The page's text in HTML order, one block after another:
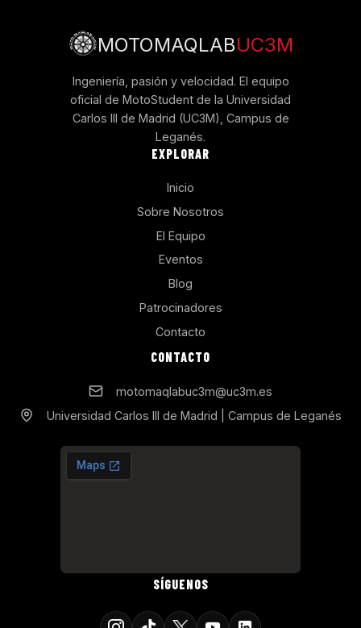
MOTOMAQLABUC3M
Ingeniería, pasión y velocidad. El equipo
oficial de MotoStudent de la Universidad
Carlos III de Madrid (UC3M), Campus de
Leganés.
EXPLORAR
Inicio
Sobre Nosotros
El Equipo
Eventos
Blog
Patrocinadores
Contacto
CONTACTO
motomaqlabuc3m@uc3m.es
Universidad Carlos III de Madrid | Campus de Leganés
SÍGUENOS